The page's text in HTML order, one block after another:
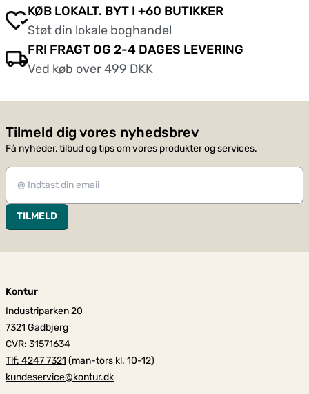
KØB LOKALT. BYT I +60 BUTIKKER
Støt din lokale boghandel
FRI FRAGT OG 2-4 DAGES LEVERING
Ved køb over 499 DKK
Tilmeld dig vores nyhedsbrev
Få nyheder, tilbud og tips om vores produkter og services.
TILMELD
Kontur
Industriparken 20
7321 Gadbjerg
CVR: 31571634
Tlf: 4247 7321 (man-tors kl. 10-12)
kundeservice@kontur.dk